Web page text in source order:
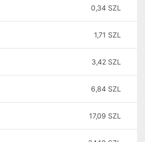
0,34 SZL
1,71 SZL
3,42 SZL
6,84 SZL
17,09 SZL